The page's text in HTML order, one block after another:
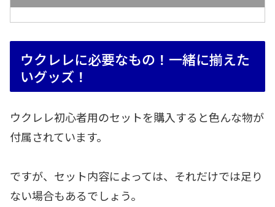
ウクレレに必要なもの！一緒に揃えた
いグッズ！
ウクレレ初心者用のセットを購入すると色んな物が
付属されています。
ですが、セット内容によっては、それだけでは足り
ない場合もあるでしょう。